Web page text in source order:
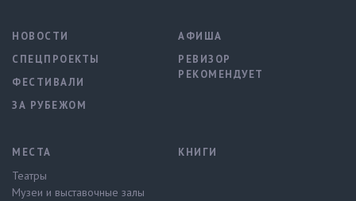
НОВОСТИ
СПЕЦПРОЕКТЫ
ФЕСТИВАЛИ
ЗА РУБЕЖОМ
АФИША
РЕВИЗОР
РЕКОМЕНДУЕТ
МЕСТА
Театры
Музеи и выставочные залы
КНИГИ